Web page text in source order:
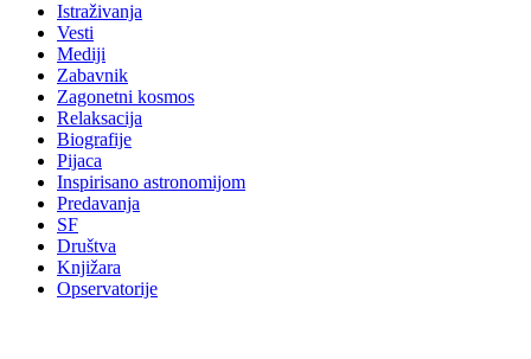
Istraživanja
Vesti
Mediji
Zabavnik
Zagonetni kosmos
Relaksacija
Biografije
Pijaca
Inspirisano astronomijom
Predavanja
SF
Društva
Knjižara
Opservatorije